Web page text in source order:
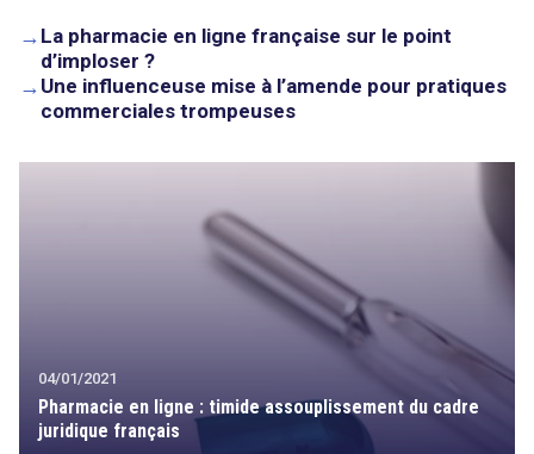
→ La pharmacie en ligne française sur le point
d’imploser ?
→ Une influenceuse mise à l’amende pour pratiques
commerciales trompeuses
04/01/2021
Pharmacie en ligne : timide assouplissement du cadre
juridique français